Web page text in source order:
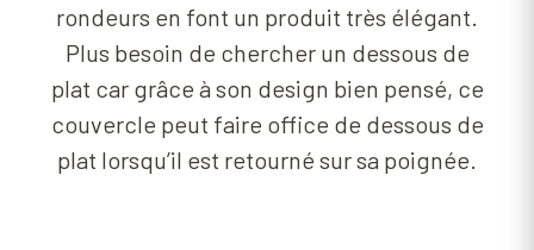
rondeurs en font un produit très élégant.
Plus besoin de chercher un dessous de
plat car grâce à son design bien pensé, ce
couvercle peut faire office de dessous de
plat lorsqu’il est retourné sur sa poignée.